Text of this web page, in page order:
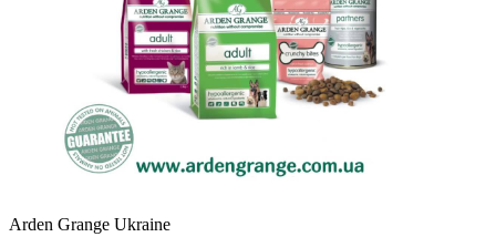
Arden Grange Ukraine